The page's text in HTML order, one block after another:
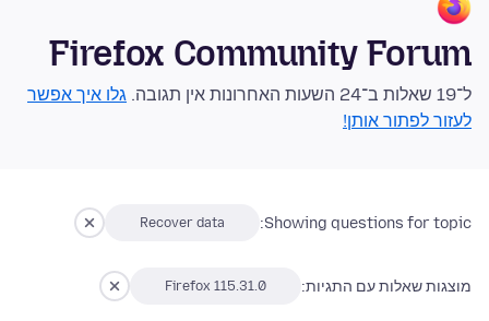
Firefox Community Forum
ל־19 שאלות ב־24 השעות האחרונות אין תגובה.
גלו איך אפשר
לעזור לפתור אותן!
Showing questions for topic:
Recover data
מוצגות שאלות עם התגיות: Firefox 115.31.0